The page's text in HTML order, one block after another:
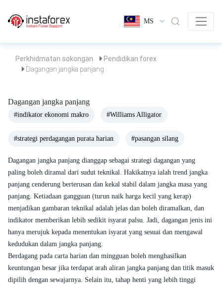
MS
Perkhidmatan sokongan
Pendidikan forex
Dagangan jangka panjang
Dagangan jangka panjang
#indikator ekonomi makro #Williams Alligator
#strategi perdagangan purata harian #pasangan silang
Dagangan jangka panjang dianggap sebagai strategi dagangan yang
paling boleh diramal dari sudut teknikal. Hakikatnya ialah trend jangka
panjang cenderung berterusan dan kekal stabil dalam jangka masa yang
panjang. Ketiadaan gangguan (turun naik harga kecil yang kerap)
menjadikan gambaran teknikal adalah jelas dan boleh diramalkan, dan
indikator memberikan lebih sedikit isyarat palsu. Jadi, dagangan jenis ini
hanya merujuk kepada menentukan isyarat yang sesuai dan mengawal
kedudukan dalam jangka panjang.
Berdagang pada carta harian dan mingguan boleh menghasilkan
keuntungan besar jika terdapat arah aliran jangka panjang dan titik masuk
dipilih dengan sewajarnya. Selain itu, tahap henti yang lebih tinggi